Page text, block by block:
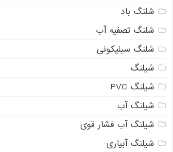
شلنگ باد
شلنگ تصفیه آب
شلنگ سیلیکونی
شیلنگ
شیلنگ PVC
شیلنگ آب
شیلنگ آب فشار قوی
شیلنگ آبیاری